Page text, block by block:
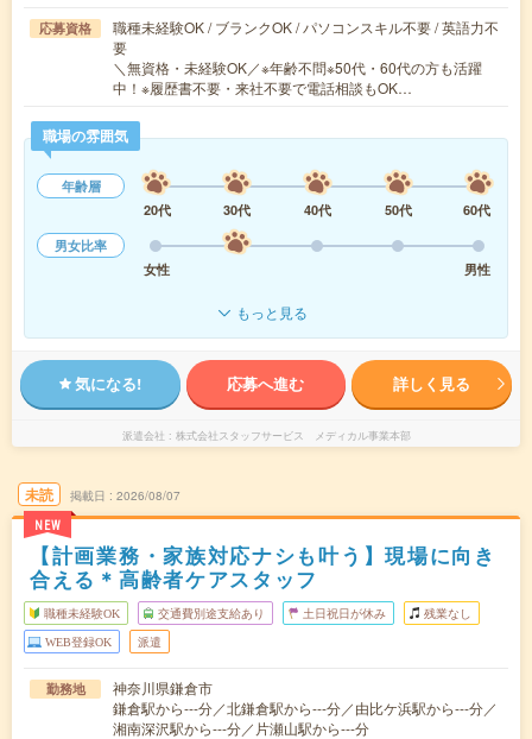
応募資格
職種未経験OK / ブランクOK / パソコンスキル不要 / 英語力不
要
＼無資格・未経験OK／※年齢不問※50代・60代の方も活躍
中！※履歴書不要・来社不要で電話相談もOK…
職場の雰囲気
年齢層
20代
30代 40代 50代
60代
男女比率
女性
男性
もっと見る
気になる! 応募へ進む 詳しく見る
派遣会社 株式会社スタッフサービス メディカル事業本部
未読
NEW
掲載日 2026/08/07
【計画業務・家族対応ナシも叶う】現場に向き
合える＊高齢者ケアスタッフ
職種未経験OK 交通費別途支給あり 土日祝日が休み 残業なし
WEB登録OK 派遣
勤務地
神奈川県鎌倉市
鎌倉駅から---分／北鎌倉駅から---分／由比ケ浜駅から---分／
湘南深沢駅から---分／片瀬山駅から---分